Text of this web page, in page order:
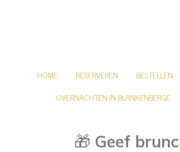
HOME RESERVEREN BESTELLEN
OVERNACHTEN IN BLANKENBERGE
🎁 Geef